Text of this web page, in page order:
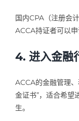
国内CPA（注册会
ACCA持证者可以申
4. 进入金融
ACCA的金融管理
金证书”，适合希望
生。